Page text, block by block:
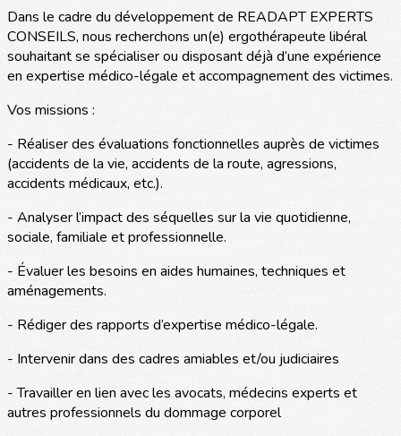
Dans le cadre du développement de READAPT EXPERTS
CONSEILS, nous recherchons un(e) ergothérapeute libéral
souhaitant se spécialiser ou disposant déjà d’une expérience
en expertise médico-légale et accompagnement des victimes.
Vos missions :
- Réaliser des évaluations fonctionnelles auprès de victimes
(accidents de la vie, accidents de la route, agressions,
accidents médicaux, etc.).
- Analyser l’impact des séquelles sur la vie quotidienne,
sociale, familiale et professionnelle.
- Évaluer les besoins en aides humaines, techniques et
aménagements.
- Rédiger des rapports d’expertise médico-légale.
- Intervenir dans des cadres amiables et/ou judiciaires
- Travailler en lien avec les avocats, médecins experts et
autres professionnels du dommage corporel